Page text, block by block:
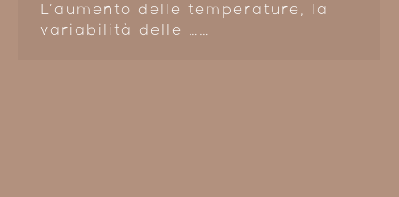
L’aumento delle temperature, la
variabilità delle ……